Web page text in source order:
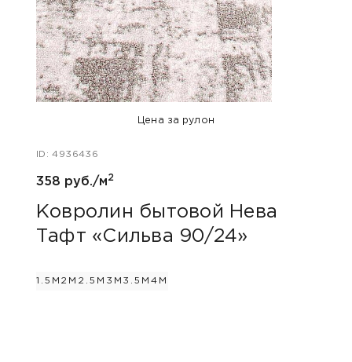
Цена за рулон
ID: 4936436
358 руб./м2
Ковролин бытовой Нева
Тафт «Сильва 90/24»
1.5М 2М 2.5М 3М 3.5М 4М